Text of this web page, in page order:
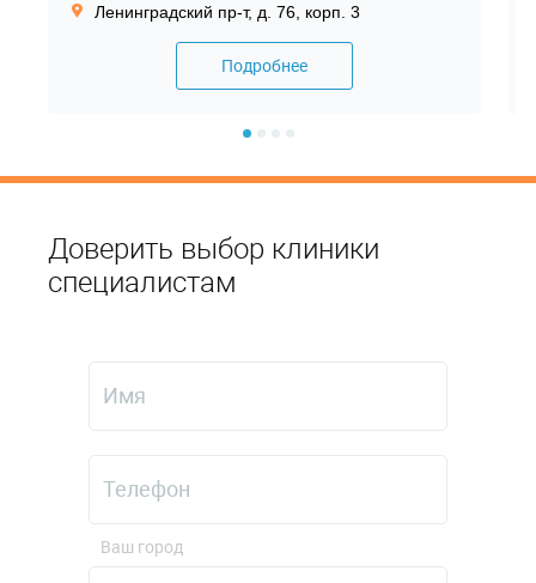
Ленинградский пр-т, д. 76, корп. 3
Подробнее
Доверить выбор клиники
специалистам
Ваш город